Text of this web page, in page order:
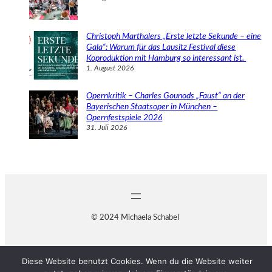
Christoph Marthalers „Erste letzte Sekunde – eine
Gala“: Warum für das Lausitz Festival diese
Koproduktion mit Hamburg so interessant ist.
1. August 2026
Opernkritik – Charles Gounods „Faust“ an der
Bayerischen Staatsoper in München –
Opernfestspiele 2026
31. Juli 2026
© 2024 Michaela Schabel
Diese Website benutzt Cookies. Wenn du die Website weiter